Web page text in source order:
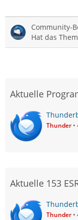
Community-
Hat das
Aktuelle
Thunder
Aktuelle 153
Thunder